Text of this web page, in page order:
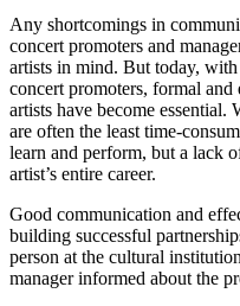
Any shortcomings in
concert promoters and
artists in mind. But today, with
concert promoters, formal
artists have become essential.
are often the least time-
learn and perform, but a lack
artist’s entire career.
Good communication and
building successful
person at the cultural
manager informed about the